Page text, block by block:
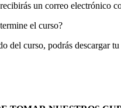
un correo electrónico
el curso?
del curso, podrás descargar